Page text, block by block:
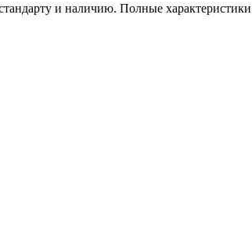
и наличию. Полные